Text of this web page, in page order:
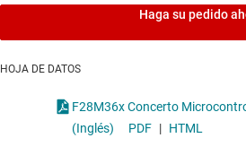
Haga su pedido
HOJA DE DATOS
F28M36x Concerto
(Inglés)
PDF | HTML